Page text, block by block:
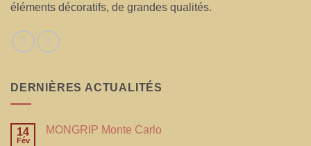
éléments décoratifs, de grandes qualités.
DERNIÈRES ACTUALITÉS
14
Fév
MONGRIP Monte Carlo